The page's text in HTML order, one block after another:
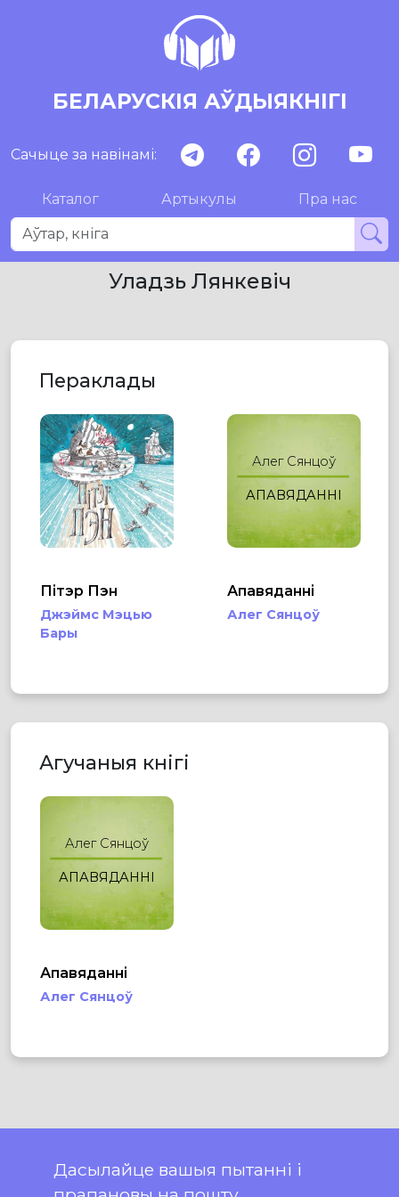
БЕЛАРУСКІЯ АЎДЫЯКНІГІ
Сачыце за навінамі:
Каталог Артыкулы Пра нас
Уладзь Лянкевіч
Пераклады
Пітэр Пэн
Джэймс Мэцью
Бары
Алег Сянцоў
АПАВЯДАННІ
Апавяданні
Алег Сянцоў
Агучаныя кнігі
Алег Сянцоў
АПАВЯДАННІ
Апавяданні
Алег Сянцоў
Дасылайце вашыя пытанні і